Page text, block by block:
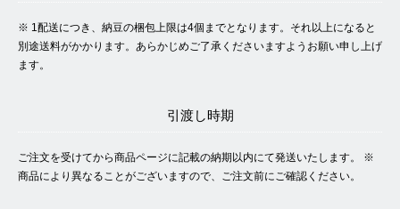
※ 1配送につき、納豆の梱包上限は4個までとなります。それ以上になると
別途送料がかかります。あらかじめご了承くださいますようお願い申し上げ
ます。
引渡し時期
ご注文を受けてから商品ページに記載の納期以内にて発送いたします。 ※
商品により異なることがございますので、ご注文前にご確認ください。